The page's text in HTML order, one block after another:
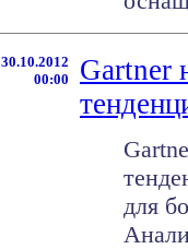
30.10.2012
00:00
Gartner
для